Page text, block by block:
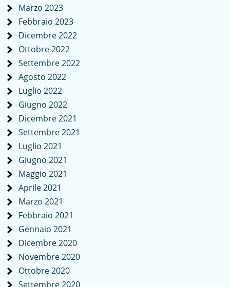
Marzo 2023
Febbraio 2023
Dicembre 2022
Ottobre 2022
Settembre 2022
Agosto 2022
Luglio 2022
Giugno 2022
Dicembre 2021
Settembre 2021
Luglio 2021
Giugno 2021
Maggio 2021
Aprile 2021
Marzo 2021
Febbraio 2021
Gennaio 2021
Dicembre 2020
Novembre 2020
Ottobre 2020
Settembre 2020